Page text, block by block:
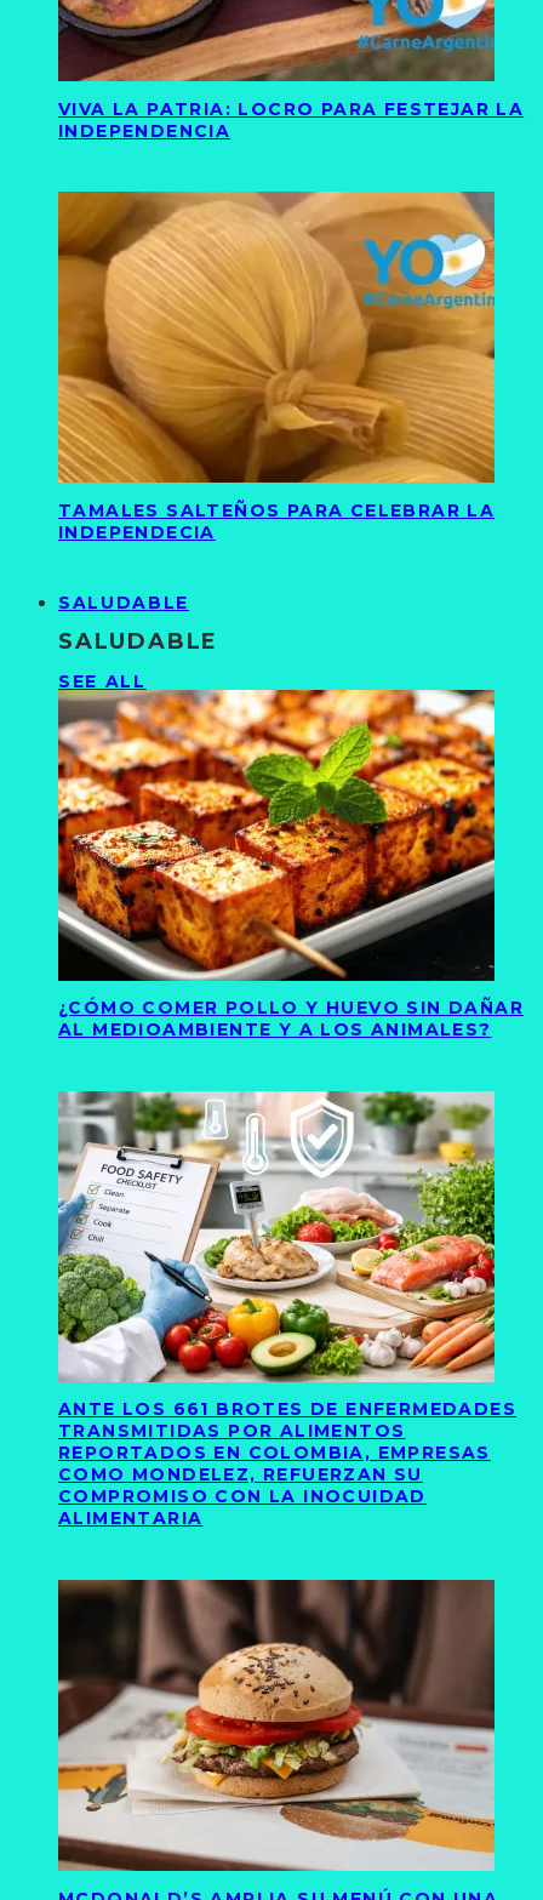
VIVA LA PATRIA: LOCRO PARA FESTEJAR LA
INDEPENDENCIA
TAMALES SALTEÑOS PARA CELEBRAR LA
INDEPENDECIA
SALUDABLE
SALUDABLE
SEE ALL
¿CÓMO COMER POLLO Y HUEVO SIN DAÑAR
AL MEDIOAMBIENTE Y A LOS ANIMALES?
ANTE LOS 661 BROTES DE ENFERMEDADES
TRANSMITIDAS POR ALIMENTOS
REPORTADOS EN COLOMBIA, EMPRESAS
COMO MONDELEZ, REFUERZAN SU
COMPROMISO CON LA INOCUIDAD
ALIMENTARIA